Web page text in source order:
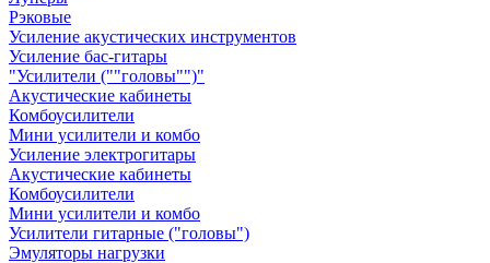
Рэковые
Усиление акустических инструментов
Усиление бас-гитары
"Усилители (""головы"")"
Акустические кабинеты
Комбоусилители
Мини усилители и комбо
Усиление электрогитары
Акустические кабинеты
Комбоусилители
Мини усилители и комбо
Усилители гитарные ("головы")
Эмуляторы нагрузки